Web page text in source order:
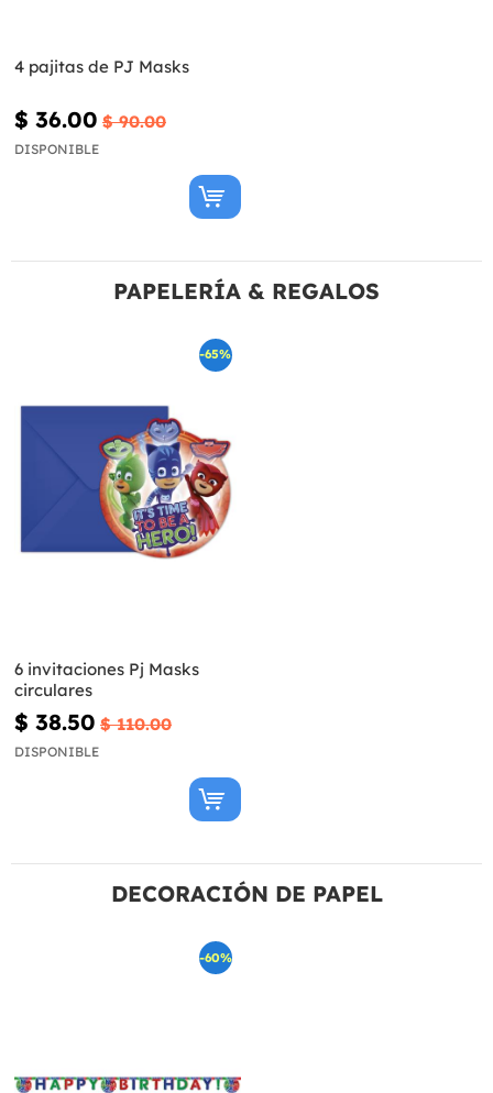
4 pajitas de PJ Masks
$ 36.00 $ 90.00
DISPONIBLE
PAPELERÍA & REGALOS
-65%
6 invitaciones Pj Masks
circulares
$ 38.50 $ 110.00
DISPONIBLE
DECORACIÓN DE PAPEL
-60%